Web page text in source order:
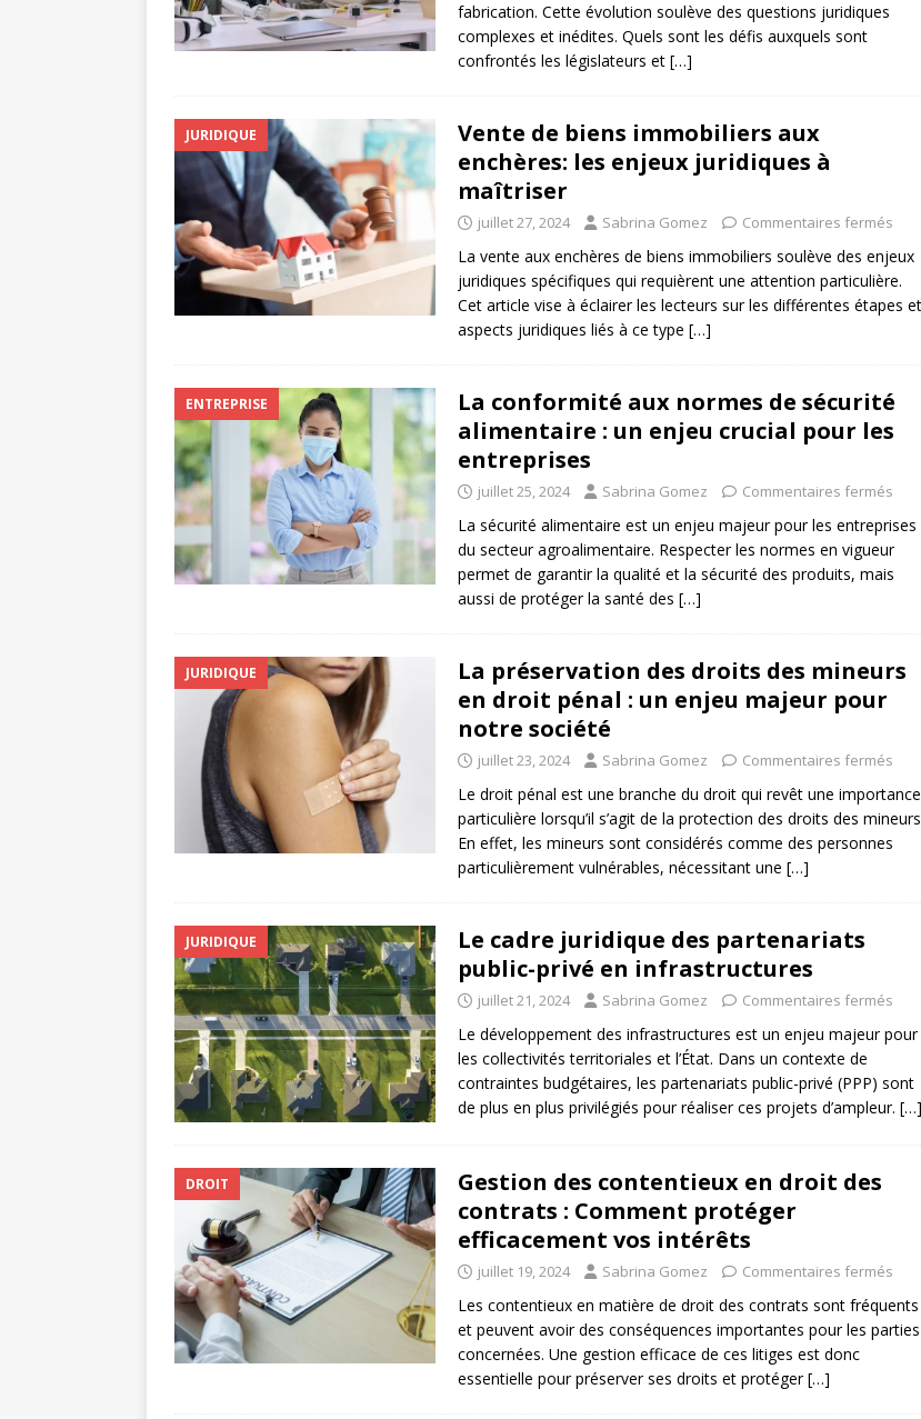
fabrication. Cette évolution soulève des questions juridiques
complexes et inédites. Quels sont les défis auxquels sont
confrontés les législateurs et […]
JURIDIQUE
Vente de biens immobiliers aux
enchères: les enjeux juridiques à
maîtriser
juillet 27, 2024 Sabrina Gomez Commentaires fermés
La vente aux enchères de biens immobiliers soulève des enjeux
juridiques spécifiques qui requièrent une attention particulière.
Cet article vise à éclairer les lecteurs sur les différentes étapes et
aspects juridiques liés à ce type […]
ENTREPRISE
La conformité aux normes de sécurité
alimentaire : un enjeu crucial pour les
entreprises
juillet 25, 2024 Sabrina Gomez Commentaires fermés
La sécurité alimentaire est un enjeu majeur pour les entreprises
du secteur agroalimentaire. Respecter les normes en vigueur
permet de garantir la qualité et la sécurité des produits, mais
aussi de protéger la santé des […]
JURIDIQUE
La préservation des droits des mineurs
en droit pénal : un enjeu majeur pour
notre société
juillet 23, 2024 Sabrina Gomez Commentaires fermés
Le droit pénal est une branche du droit qui revêt une importance
particulière lorsqu’il s’agit de la protection des droits des
En effet, les mineurs sont considérés comme des personnes
particulièrement vulnérables, nécessitant une […]
JURIDIQUE
Le cadre juridique des partenariats
public-privé en infrastructures
juillet 21, 2024 Sabrina Gomez Commentaires fermés
Le développement des infrastructures est un enjeu majeur pour
les collectivités territoriales et l’État. Dans un contexte de
contraintes budgétaires, les partenariats public-privé (PPP) sont
de plus en plus privilégiés pour réaliser ces projets d’ampleur. […]
DROIT
Gestion des contentieux en droit des
contrats : Comment protéger
efficacement vos intérêts
juillet 19, 2024 Sabrina Gomez Commentaires fermés
Les contentieux en matière de droit des contrats sont fréquents
et peuvent avoir des conséquences importantes pour les parties
concernées. Une gestion efficace de ces litiges est donc
essentielle pour préserver ses droits et protéger[…]